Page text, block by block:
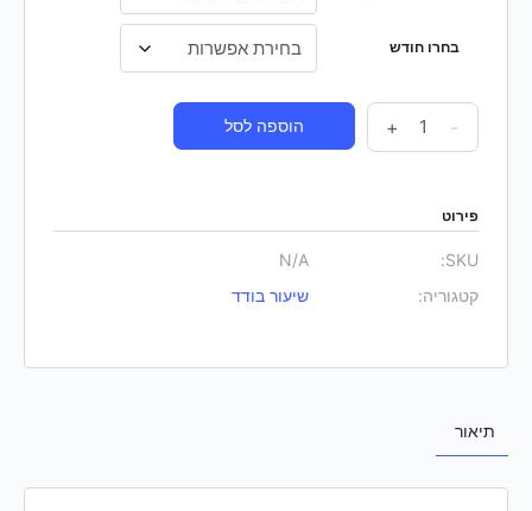
בחרו חודש
-
+ הוספה לסל
פירוט
SKU:
N/A
קטגוריה:
שיעור בודד
תיאור